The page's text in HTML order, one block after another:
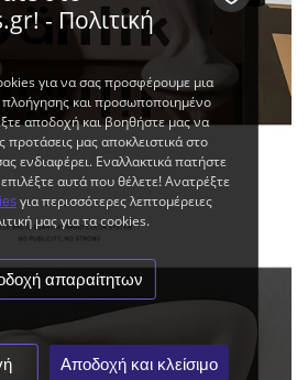
- Πολιτική
για να σας προσφέρουμε μια
πλοήγησης και προσωποποιημένο
αποδοχή και βοηθήστε μας να
μας αποκλειστικά στο
ενδιαφέρει. Εναλλακτικά πατήστε
αυτά που θέλετε! Ανατρέξτε
για περισσότερες λεπτομέρειες
μας για τα cookies.
απαραίτητων
Αποδοχή και κλείσιμο